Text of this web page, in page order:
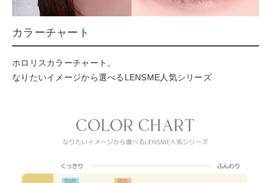
カラーチャート
ホロリスカラーチャート。
なりたいイメージから選べるLENSME人気シリーズ